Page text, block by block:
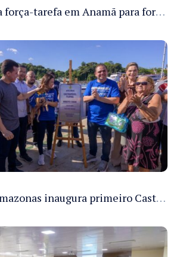
Cosama inicia força-tarefa em Anamã para fortalecer abastecimento de água e segurança hídrica da população
Governo do Amazonas inaugura primeiro Castramóvel Fluvial para atendimento veterinário às comunidades ribeirinhas e castração gratuita